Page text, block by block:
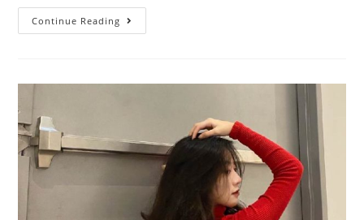
Continue Reading